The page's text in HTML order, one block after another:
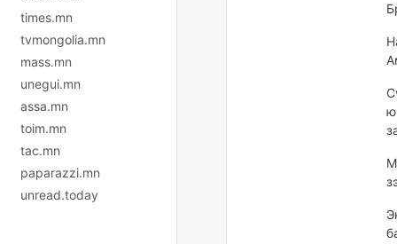
times.mn
tvmongolia.mn
mass.mn
unegui.mn
assa.mn
toim.mn
tac.mn
paparazzi.mn
unread.today